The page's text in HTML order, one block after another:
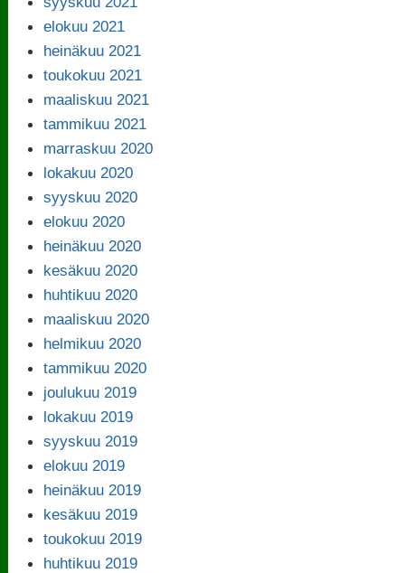
elokuu 2021
heinäkuu 2021
toukokuu 2021
maaliskuu 2021
tammikuu 2021
marraskuu 2020
lokakuu 2020
syyskuu 2020
elokuu 2020
heinäkuu 2020
kesäkuu 2020
huhtikuu 2020
maaliskuu 2020
helmikuu 2020
tammikuu 2020
joulukuu 2019
lokakuu 2019
syyskuu 2019
elokuu 2019
heinäkuu 2019
kesäkuu 2019
toukokuu 2019
huhtikuu 2019